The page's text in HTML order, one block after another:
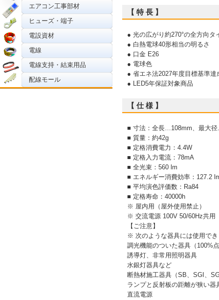
エアコン工事部材
ヒューズ・端子
電設資材
電線
電線支持・結束用品
配線モール
【 特 長 】
● 光の広がり約270°の全方向タ
● 白熱電球40形相当の明るさ
● 口金 E26
● 電球色
● 省エネ法2027年度目標基準達
● LED5年保証対象商品
【 仕 様 】
■ 寸法：全長…108mm、最大
■ 質量：約42g
■ 定格消費電力：4.4W
■ 定格入力電流：78mA
■ 全光束：560 lm
■ エネルギー消費効率：127.2
■ 平均演色評価数：Ra84
■ 定格寿命：40000h
※ 屋内用（屋外使用禁止）
※ 交流電源 100V 50/60Hz共用
【ご注意】
※ 次のような器具には使用で
調光機能のついた器具（100%
誘導灯、非常用照明器具
水銀灯器具など
断熱材施工器具（SB、SGI、
ランプと反射板の距離が狭い器
直流電源